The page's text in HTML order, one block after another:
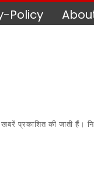
Policy
प्रकाशित की जाती